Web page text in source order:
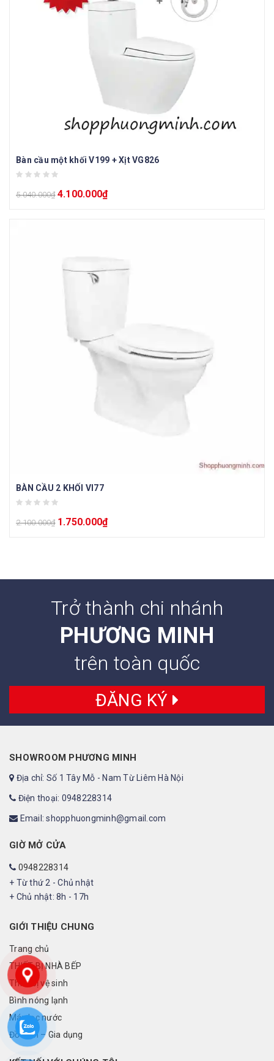
Bàn cầu một khối V199 + Xịt VG826
5.040.000₫ 4.100.000₫
BÀN CẦU 2 KHỐI VI77
2.100.000₫ 1.750.000₫
Trở thành chi nhánh
PHƯƠNG MINH
trên toàn quốc
ĐĂNG KÝ
SHOWROOM PHƯƠNG MINH
Địa chỉ: Số 1 Tây Mỗ - Nam Từ Liêm Hà Nội
Điện thoại: 0948228314
Email: shopphuongminh@gmail.com
GIỜ MỞ CỬA
0948228314
+ Từ thứ 2 - Chủ nhật
+ Chủ nhật: 8h - 17h
GIỚI THIỆU CHUNG
Trang chủ
THIẾT BỊ NHÀ BẾP
Thiết bị vệ sinh
Bình nóng lạnh
Máy lọc nước
Đồ điện – Gia dụng